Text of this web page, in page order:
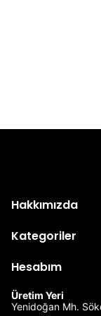
Hakkımızda
Kategoriler
Hesabım
Üretim Yeri
Yenidoğan Mh.